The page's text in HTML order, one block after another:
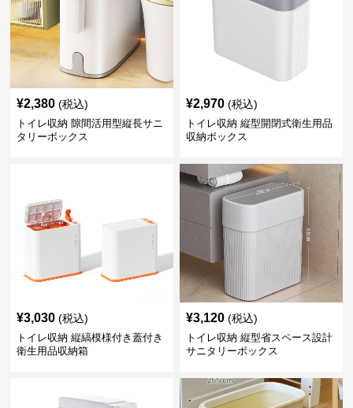
¥2,380 (税込)
トイレ収納 隙間活用型縦長サニ
タリーボックス
¥2,970 (税込)
トイレ収納 縦型開閉式衛生用品
収納ボックス
¥3,030 (税込)
トイレ収納 縦縞模様付き蓋付き
衛生用品収納箱
¥3,120 (税込)
トイレ収納 縦型省スペース設計
サニタリーボックス